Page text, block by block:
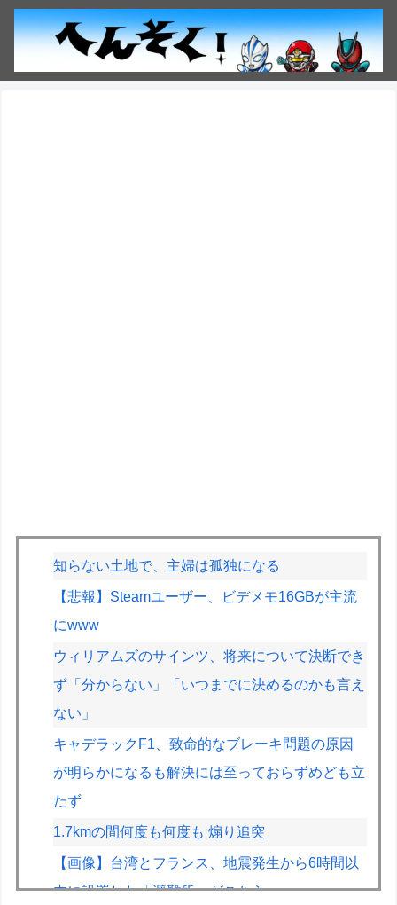
知らない土地で、主婦は孤独になる
【悲報】Steamユーザー、ビデメモ16GBが主流
にwww
ウィリアムズのサインツ、将来について決断でき
ず「分からない」「いつまでに決めるのかも言え
ない」
キャデラックF1、致命的なブレーキ問題の原因
が明らかになるも解決には至っておらずめども立
たず
1.7kmの間何度も何度も 煽り追突
【画像】台湾とフランス、地震発生から6時間以
内に設置した「避難所」がこちらｗｗｗｗ